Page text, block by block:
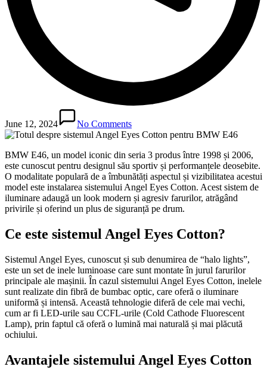
June 12, 2024 No Comments
BMW E46, un model iconic din seria 3 produs între 1998 și 2006,
este cunoscut pentru designul său sportiv și performanțele deosebite.
O modalitate populară de a îmbunătăți aspectul și vizibilitatea acestui
model este instalarea sistemului Angel Eyes Cotton. Acest sistem de
iluminare adaugă un look modern și agresiv farurilor, atrăgând
privirile și oferind un plus de siguranță pe drum.
Ce este sistemul Angel Eyes Cotton?
Sistemul Angel Eyes, cunoscut și sub denumirea de “halo lights”,
este un set de inele luminoase care sunt montate în jurul farurilor
principale ale mașinii. În cazul sistemului Angel Eyes Cotton, inelele
sunt realizate din fibră de bumbac optic, care oferă o iluminare
uniformă și intensă. Această tehnologie diferă de cele mai vechi,
cum ar fi LED-urile sau CCFL-urile (Cold Cathode Fluorescent
Lamp), prin faptul că oferă o lumină mai naturală și mai plăcută
ochiului.
Avantajele sistemului Angel Eyes Cotton